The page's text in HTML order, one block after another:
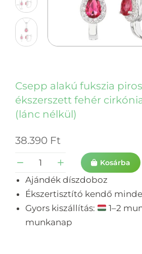
Csepp alakú fukszia
ékszerszett fehér
(lánc nélkül)
38.390 Ft
Kosárba
Ajándék díszdoboz
Ékszertisztító kendő
Gyors kiszállítás:
1–2
munkanap